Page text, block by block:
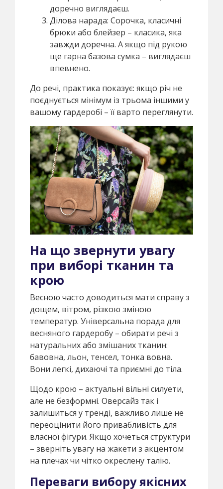
доречно виглядаєш.
Ділова нарада: Сорочка, класичні
брюки або блейзер – класика, яка
завжди доречна. А якщо під рукою
ще гарна базова сумка – виглядаєш
впевнено.
До речі, практика показує: якщо річ не
поєднується мінімум із трьома іншими у
вашому гардеробі – її варто переглянути.
На що звернути увагу
при виборі тканин та
крою
Весною часто доводиться мати справу з
дощем, вітром, різкою зміною
температур. Універсальна порада для
весняного гардеробу – обирати речі з
натуральних або змішаних тканин:
бавовна, льон, тенсел, тонка вовна.
Вони легкі, дихаючі та приємні до тіла.
Щодо крою – актуальні вільні силуети,
але не безформні. Оверсайз так і
залишиться у тренді, важливо лише не
переоцінити його привабливість для
власної фігури. Якщо хочеться структури
– зверніть увагу на жакети з акцентом
на плечах чи чітко окреслену талію.
Переваги вибору якісних